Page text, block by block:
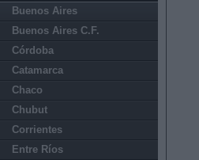
Buenos Aires
Buenos Aires C.F.
Córdoba
Catamarca
Chaco
Chubut
Corrientes
Entre Ríos